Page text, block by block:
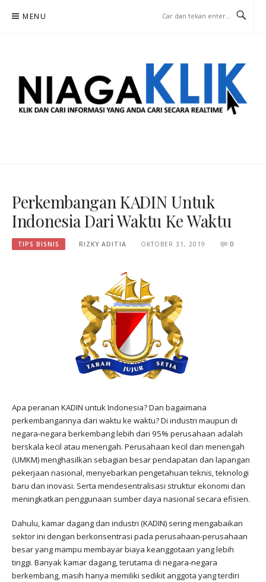
MENU
Perkembangan KADIN Untuk
Indonesia Dari Waktu Ke Waktu
TIPS BISNIS RIZKY ADITIA OKTOBER 31, 2019 0
Apa peranan KADIN untuk Indonesia? Dan bagaimana
perkembangannya dari waktu ke waktu? Di industri maupun di
negara-negara berkembang lebih dari 95% perusahaan adalah
berskala kecil atau menengah. Perusahaan kecil dan menengah
(UMKM) menghasilkan sebagian besar pendapatan dan lapangan
pekerjaan nasional, menyebarkan pengetahuan teknis, teknologi
baru dan inovasi. Serta mendesentralisasi struktur ekonomi dan
meningkatkan penggunaan sumber daya nasional secara efisien.
Dahulu, kamar dagang dan industri (KADIN) sering mengabaikan
sektor ini dengan berkonsentrasi pada perusahaan-perusahaan
besar yang mampu membayar biaya keanggotaan yang lebih
tinggi. Banyak kamar dagang, terutama di negara-negara
berkembang, masih hanya memiliki sedikit anggota yang terdiri